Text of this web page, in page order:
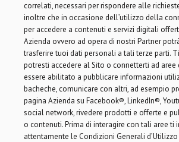
correlati, necessari per rispondere alle
inoltre che in occasione dell’utilizzo della
per accedere a contenuti e servizi digitali
Azienda ovvero ad opera di nostri Partner
trasferire tuoi dati personali a tali terze parti.
potresti accedere al Sito o connetterti ad aree
essere abilitato a pubblicare informazioni
bacheche, comunicare con altri, ad esempio
pagina Azienda su Facebook®, LinkedIn®,
social network, rivedere prodotti e offerte e
o contenuti. Prima di interagire con tali aree ti
attentamente le Condizioni Generali